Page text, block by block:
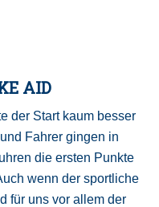
AID
der Start kaum besser
Fahrer gingen in
die ersten Punkte
wenn der sportliche
für uns vor allem der